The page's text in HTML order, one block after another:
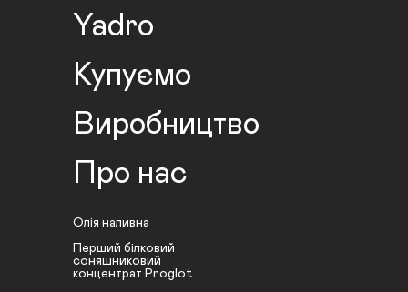
Yadro
Купуємо
Виробництво
Про нас
Олія наливна
Перший білковий
соняшниковий
концентрат Proglot